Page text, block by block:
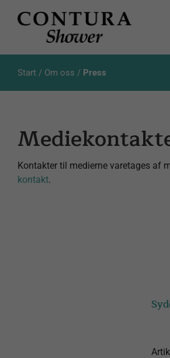
Start/ Om oss / Press
Kontakter til medierne varetages af
kontakt.